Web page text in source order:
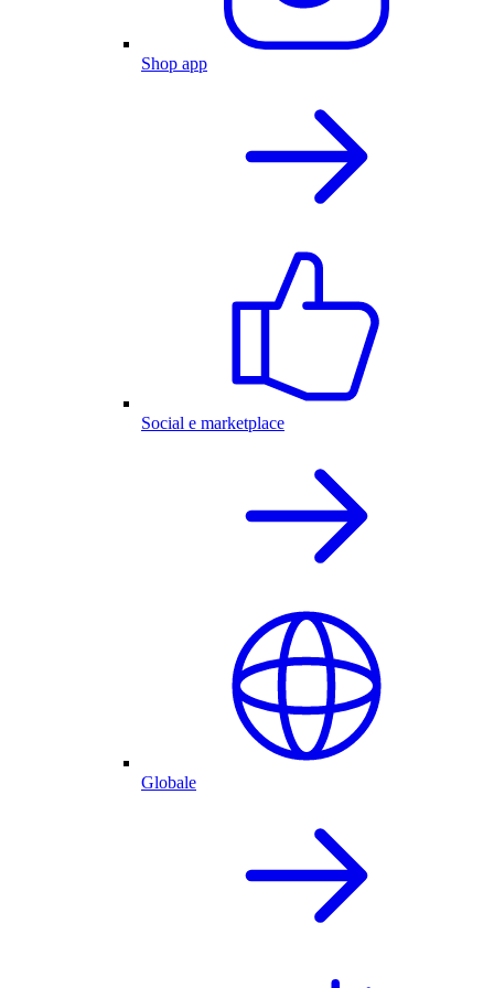
Shop app
Social e marketplace
Globale